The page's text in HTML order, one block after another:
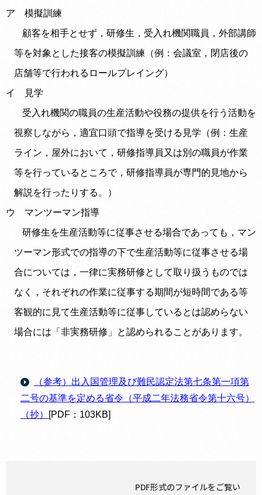
ア 模擬訓練
顧客を相手とせず，研修生，受入れ機関職員，外部講師
等を対象とした接客の模擬訓練（例：会議室，閉店後の
店舗等で行われるロールプレイング）
イ 見学
受入れ機関の職員の生産活動や役務の提供を行う活動を
視察しながら，適宜口頭で指導を受ける見学（例：生産
ライン，屋外において，研修指導員又は別の職員が作業
等を行っているところで，研修指導員が専門的見地から
解説を行ったりする。）
ウ マンツーマン指導
研修生を生産活動等に従事させる場合であっても，マン
ツーマン形式での指導の下で生産活動等に従事させる場
合については，一律に実務研修として取り扱うものでは
なく，それぞれの作業に従事する期間が短時間である等
客観的に見て生産活動等に従事しているとは認めらない
場合には「非実務研修」と認められることがあります。
（参考）出入国管理及び難民認定法第七条第一項第
二号の基準を定める省令（平成二年法務省令第十六号）
（抄）
[PDF：103KB]
PDF形式のファイルをご覧い